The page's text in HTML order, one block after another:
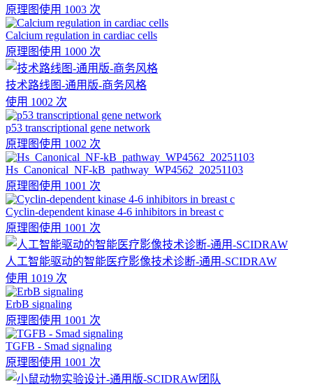
原理图使用 1003 次
Calcium regulation in cardiac cells
原理图使用 1000 次
技术路线图-通用版-商务风格
使用 1002 次
p53 transcriptional gene network
原理图使用 1002 次
Hs_Canonical_NF-kB_pathway_WP4562_20251103
原理图使用 1001 次
Cyclin-dependent kinase 4-6 inhibitors in breast c
原理图使用 1001 次
人工智能驱动的智能医疗影像技术诊断-通用-SCIDRAW
使用 1019 次
ErbB signaling
原理图使用 1001 次
TGFB - Smad signaling
原理图使用 1001 次